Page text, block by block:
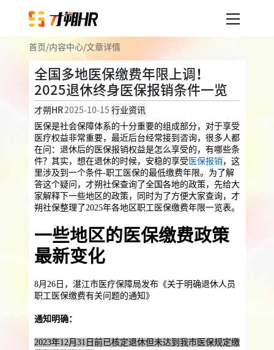
企业人事外包
用工外包
业务外包 岗位外包 灵活用工
员工福利
福利采购
法务咨询
提供一站式员工法务咨询
服务案例
内容中心
关于才朔
公司介绍
联系我们
服务优势
首页/内容中心/文章详情
全国多地医保缴费年限上调！
2025退休终身医保报销条件一览
才朔HR2025-10-15 行业资讯
医保是社会保障体系的十分重要的组成部分，对于享受
医疗权益非常重要，最近后台经常接到咨询，很多人都
在问：退休后的医保报销权益是怎么享受的，有哪些条
件？其实，想在退休的时候，安稳的享受 医保报销 ，这
里涉及到一个条件-职工医保的最低缴费年限。为了解
答这个疑问，才朔社保查询了全国各地的政策，先给大
家解释下一些地区的政策，同时为了方便大家查询，才
朔社保整理了2025年各地区职工医保缴费年限一览表。
一些地区的医保缴费政策
最新变化
8月26日，湛江市医疗保障局发布《关于明确退休人员
职工医保缴费有关问题的通知》
通知明确：
2023年12月31日前已核定退休但未达到我市医保规定缴